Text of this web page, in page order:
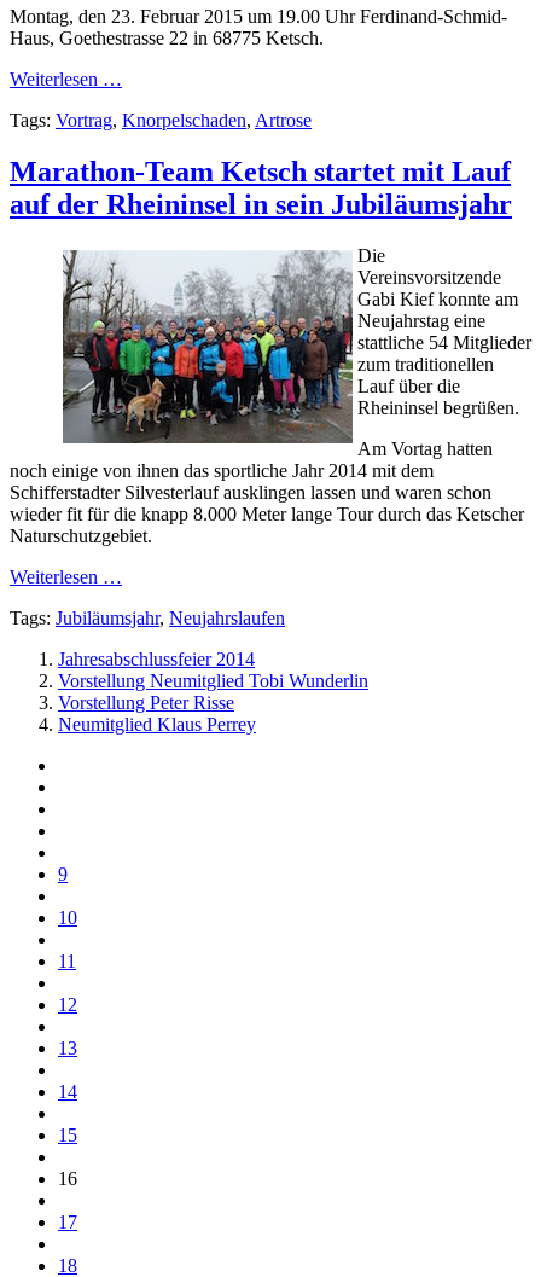
Montag, den 23. Februar 2015 um 19.00 Uhr Ferdinand-Schmid-
Haus, Goethestrasse 22 in 68775 Ketsch.
Weiterlesen …
Tags: Vortrag, Knorpelschaden, Artrose
Marathon-Team Ketsch startet mit Lauf
auf der Rheininsel in sein Jubiläumsjahr
Die
Vereinsvorsitzende
Gabi Kief konnte am
Neujahrstag eine
stattliche 54 Mitglieder
zum traditionellen
Lauf über die
Rheininsel begrüßen.
Am Vortag hatten
noch einige von ihnen das sportliche Jahr 2014 mit dem
Schifferstadter Silvesterlauf ausklingen lassen und waren schon
wieder fit für die knapp 8.000 Meter lange Tour durch das Ketscher
Naturschutzgebiet.
Weiterlesen …
Tags: Jubiläumsjahr, Neujahrslaufen
Jahresabschlussfeier 2014
Vorstellung Neumitglied Tobi Wunderlin
Vorstellung Peter Risse
Neumitglied Klaus Perrey
9
10
11
12
13
14
15
16
17
18